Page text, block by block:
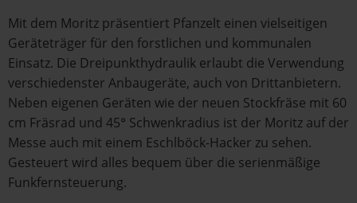
Mit dem Moritz präsentiert Pfanzelt einen vielseitigen
Geräteträger für den forstlichen und kommunalen
Einsatz. Die Dreipunkthydraulik erlaubt die Verwendung
verschiedenster Anbaugeräte, auch von Drittanbietern.
Neben eigenen Geräten wie der neuen Stockfräse mit 60
cm Fräsrad und 45° Schwenkradius ist der Moritz auf der
Messe auch mit einem Eschlböck-Hacker zu sehen.
Gesteuert wird alles bequem über die serienmäßige
Funkfernsteuerung.